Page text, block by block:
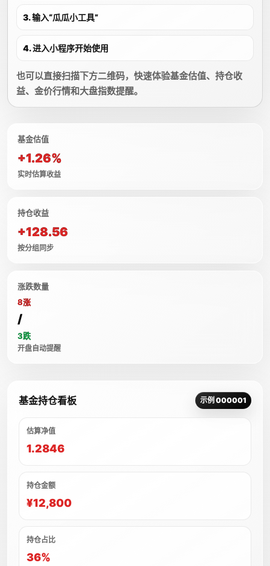
3. 输入“瓜瓜小工具”
4. 进入小程序开始使用
也可以直接扫描下方二维码，快速体验基金估值、持仓收
益、金价行情和大盘指数提醒。
基金估值
+1.26%
实时估算收益
持仓收益
+128.56
按分组同步
涨跌数量
8涨
/
3跌
开盘自动提醒
基金持仓看板 示例 000001
估算净值
1.2846
持仓金额
¥12,800
持仓占比
36%